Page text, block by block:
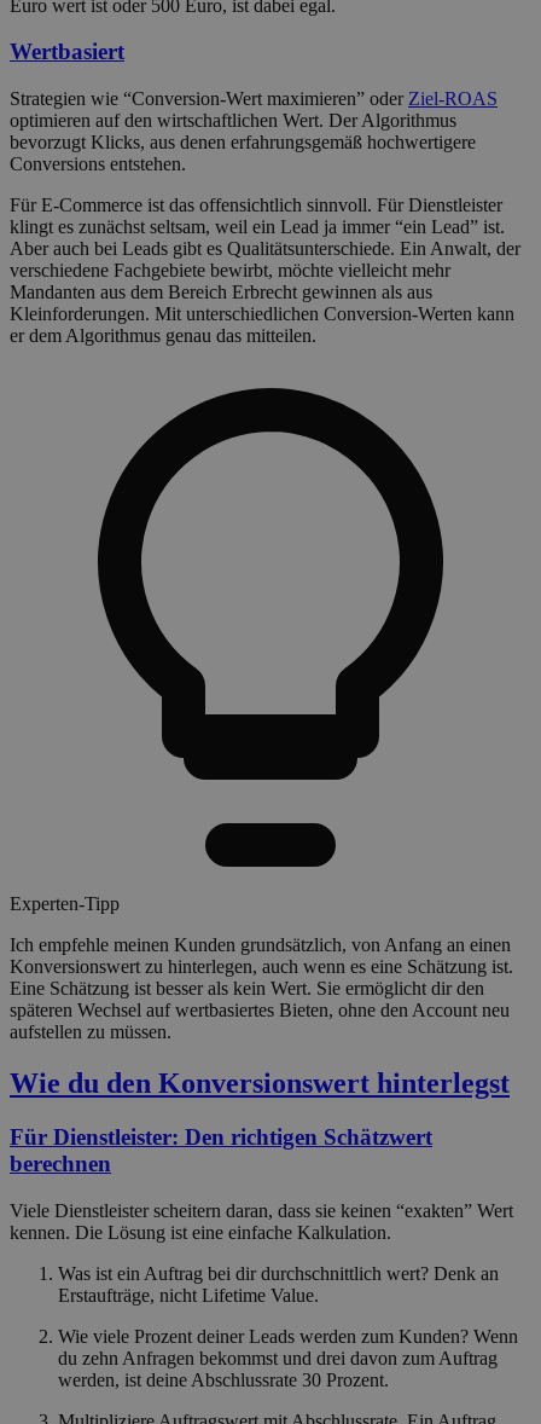
Euro wert ist oder 500 Euro, ist dabei egal.
Wertbasiert
Strategien wie “Conversion-Wert maximieren” oder Ziel-ROAS
optimieren auf den wirtschaftlichen Wert. Der Algorithmus
bevorzugt Klicks, aus denen erfahrungsgemäß hochwertigere
Conversions entstehen.
Für E-Commerce ist das offensichtlich sinnvoll. Für Dienstleister
klingt es zunächst seltsam, weil ein Lead ja immer “ein Lead” ist.
Aber auch bei Leads gibt es Qualitätsunterschiede. Ein Anwalt, der
verschiedene Fachgebiete bewirbt, möchte vielleicht mehr
Mandanten aus dem Bereich Erbrecht gewinnen als aus
Kleinforderungen. Mit unterschiedlichen Conversion-Werten kann
er dem Algorithmus genau das mitteilen.
Experten-Tipp
Ich empfehle meinen Kunden grundsätzlich, von Anfang an einen
Konversionswert zu hinterlegen, auch wenn es eine Schätzung ist.
Eine Schätzung ist besser als kein Wert. Sie ermöglicht dir den
späteren Wechsel auf wertbasiertes Bieten, ohne den Account neu
aufstellen zu müssen.
Wie du den Konversionswert hinterlegst
Für Dienstleister: Den richtigen Schätzwert
berechnen
Viele Dienstleister scheitern daran, dass sie keinen “exakten” Wert
kennen. Die Lösung ist eine einfache Kalkulation.
Was ist ein Auftrag bei dir durchschnittlich wert? Denk an
Erstaufträge, nicht Lifetime Value.
Wie viele Prozent deiner Leads werden zum Kunden? Wenn
du zehn Anfragen bekommst und drei davon zum Auftrag
werden, ist deine Abschlussrate 30 Prozent.